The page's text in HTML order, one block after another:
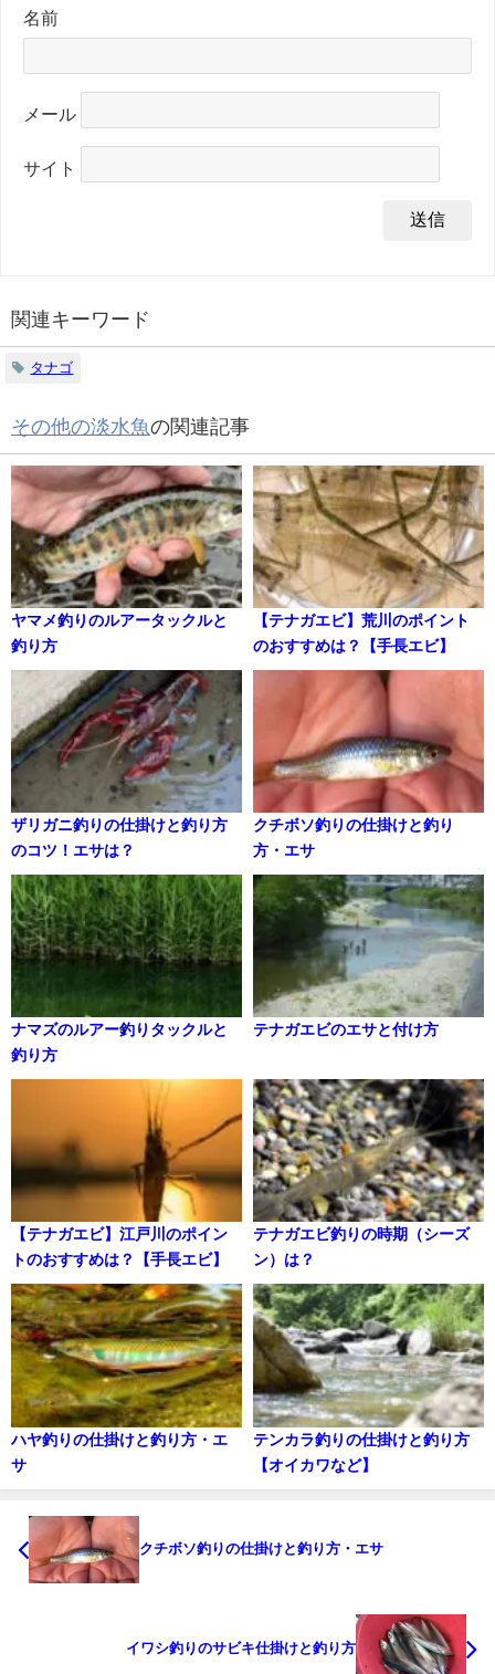
名前
メール
サイト
関連キーワード
タナゴ
その他の淡水魚の関連記事
ヤマメ釣りのルアータックルと
釣り方
【テナガエビ】荒川のポイント
のおすすめは？【手長エビ】
ザリガニ釣りの仕掛けと釣り方
のコツ！エサは？
クチボソ釣りの仕掛けと釣り
方・エサ
ナマズのルアー釣りタックルと
釣り方
テナガエビのエサと付け方
【テナガエビ】江戸川のポイン
トのおすすめは？【手長エビ】
テナガエビ釣りの時期（シーズ
ン）は？
ハヤ釣りの仕掛けと釣り方・エ
サ
テンカラ釣りの仕掛けと釣り方
【オイカワなど】
クチボソ釣りの仕掛けと釣り方・エサ
イワシ釣りのサビキ仕掛けと釣り方